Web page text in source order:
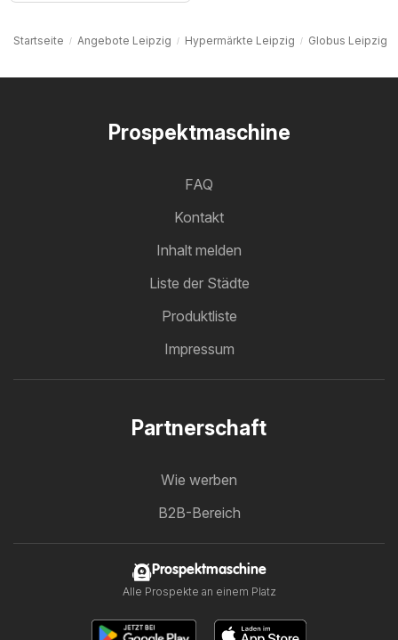
Startseite Angebote Leipzig Hypermärkte Leipzig Globus Leipzig
Prospektmaschine
FAQ
Kontakt
Inhalt melden
Liste der Städte
Produktliste
Impressum
Partnerschaft
Wie werben
B2B-Bereich
Prospektmaschine
Alle Prospekte an einem Platz